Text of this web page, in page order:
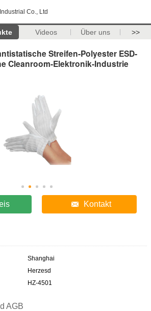
Co., Ltd
Videos Über uns >>
Streifen-Polyester ESD-
Cleanroom-Elektronik-Industrie
Kontakt
Shanghai
Herzesd
HZ-4501
AGB